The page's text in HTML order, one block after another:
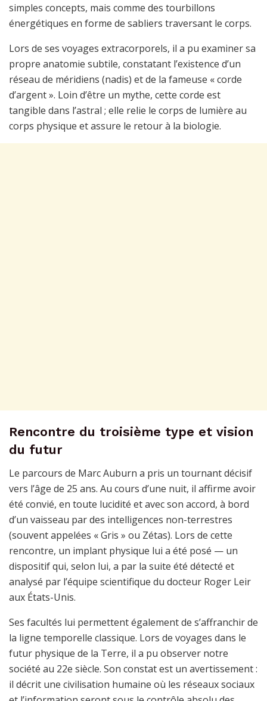
simples concepts, mais comme des tourbillons
énergétiques en forme de sabliers traversant le corps.
Lors de ses voyages extracorporels, il a pu examiner sa
propre anatomie subtile, constatant l’existence d’un
réseau de méridiens (nadis) et de la fameuse « corde
d’argent ». Loin d’être un mythe, cette corde est
tangible dans l’astral ; elle relie le corps de lumière au
corps physique et assure le retour à la biologie.
Rencontre du troisième type et vision
du futur
Le parcours de Marc Auburn a pris un tournant décisif
vers l’âge de 25 ans. Au cours d’une nuit, il affirme avoir
été convié, en toute lucidité et avec son accord, à bord
d’un vaisseau par des intelligences non-terrestres
(souvent appelées « Gris » ou Zétas). Lors de cette
rencontre, un implant physique lui a été posé — un
dispositif qui, selon lui, a par la suite été détecté et
analysé par l’équipe scientifique du docteur Roger Leir
aux États-Unis.
Ses facultés lui permettent également de s’affranchir de
la ligne temporelle classique. Lors de voyages dans le
futur physique de la Terre, il a pu observer notre
société au 22e siècle. Son constat est un avertissement :
il décrit une civilisation humaine où les réseaux sociaux